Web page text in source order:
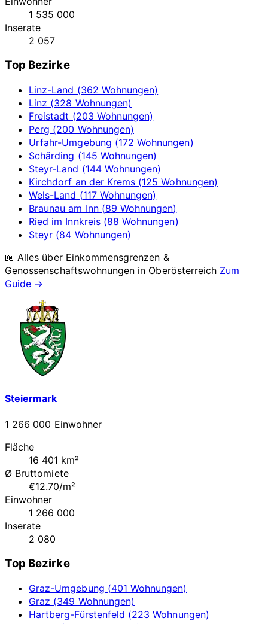
1 535 000
Inserate
2 057
Top Bezirke
Linz-Land (362 Wohnungen)
Linz (328 Wohnungen)
Freistadt (203 Wohnungen)
Perg (200 Wohnungen)
Urfahr-Umgebung (172 Wohnungen)
Schärding (145 Wohnungen)
Steyr-Land (144 Wohnungen)
Kirchdorf an der Krems (125 Wohnungen)
Wels-Land (117 Wohnungen)
Braunau am Inn (89 Wohnungen)
Ried im Innkreis (88 Wohnungen)
Steyr (84 Wohnungen)
📖 Alles über Einkommensgrenzen &
Genossenschaftswohnungen in Oberösterreich Zum
Guide →
Steiermark
1 266 000 Einwohner
Fläche
16 401 km²
Ø Bruttomiete
€12.70/m²
Einwohner
1 266 000
Inserate
2 080
Top Bezirke
Graz-Umgebung (401 Wohnungen)
Graz (349 Wohnungen)
Hartberg-Fürstenfeld (223 Wohnungen)